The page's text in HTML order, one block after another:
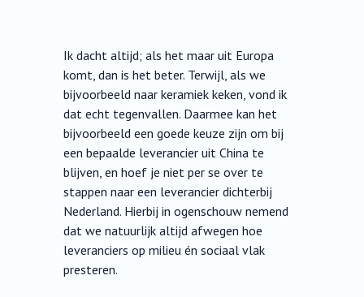
Ik dacht altijd; als het maar uit Europa
komt, dan is het beter. Terwijl, als we
bijvoorbeeld naar keramiek keken, vond ik
dat echt tegenvallen. Daarmee kan het
bijvoorbeeld een goede keuze zijn om bij
een bepaalde leverancier uit China te
blijven, en hoef je niet per se over te
stappen naar een leverancier dichterbij
Nederland. Hierbij in ogenschouw nemend
dat we natuurlijk altijd afwegen hoe
leveranciers op milieu én sociaal vlak
presteren.